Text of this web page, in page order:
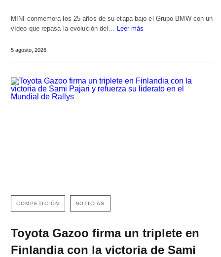
MINI conmemora los 25 años de su etapa bajo el Grupo BMW con un
vídeo que repasa la evolución del… Leer más
5 agosto, 2026
COMPETICIÓN NOTICIAS
Toyota Gazoo firma un triplete en
Finlandia con la victoria de Sami